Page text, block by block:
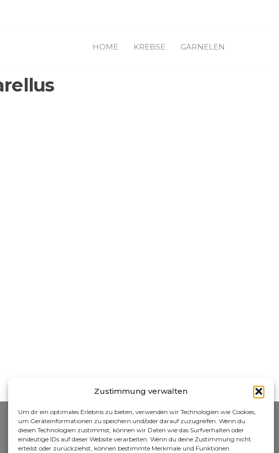
Zustimmung verwalten
Um dir ein optimales Erlebnis zu bieten, verwenden wir Technologien wie Cookies,
um Geräteinformationen zu speichern und/oder darauf zuzugreifen. Wenn du
diesen Technologien zustimmst, können wir Daten wie das Surfverhalten oder
eindeutige IDs auf dieser Website verarbeiten. Wenn du deine Zustimmung nicht
erteilst oder zurückziehst, können bestimmte Merkmale und Funktionen
HOME KREBSE GARNELEN